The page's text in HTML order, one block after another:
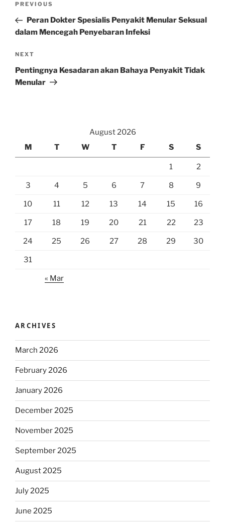
Previous
Post
PREVIOUS
Peran Dokter Spesialis Penyakit Menular Seksual
dalam Mencegah Penyebaran Infeksi
Next
Post
NEXT
Pentingnya Kesadaran akan Bahaya Penyakit Tidak
Menular
August 2026
M
T W T F S S
1 2
3 4 5 6 7 8 9
10 11 12 13 14 15 16
17 18 19 20 21 22 23
24 25 26 27 28 29 30
31
« Mar
ARCHIVES
March 2026
February 2026
January 2026
December 2025
November 2025
September 2025
August 2025
July 2025
June 2025